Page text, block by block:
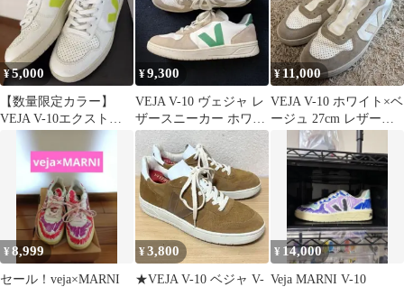
¥5,000
【数量限定カラー】
VEJA V-10エクストラ
スニーカー
¥9,300
VEJA V-10 ヴェジャ レ
ザースニーカー ホワイ
ト 28.5cm
¥11,000
VEJA V-10 ホワイト×ベ
ージュ 27cm レザース
ニーカー
¥8,999
セール！veja×MARNI
¥3,800
★VEJA V-10 ベジャ V-
¥ 14,000
Veja MARNI V-10